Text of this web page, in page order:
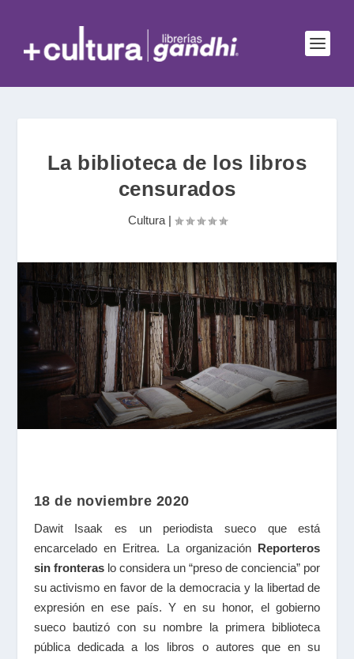
La biblioteca de los libros
censurados
Cultura|
18 de noviembre 2020
Dawit Isaak es un periodista sueco que está
encarcelado en Eritrea. La organización Reporteros
sin fronteraslo considera un “preso de conciencia” por
su activismo en favor de la democracia y la libertad de
expresión en ese país. Y en su honor, el gobierno
sueco bautizó con su nombre la primera biblioteca
pública dedicada a los libros o autores que en su